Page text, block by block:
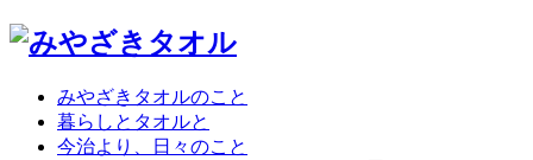
みやざきタオルのこと
暮らしとタオルと
今治より、日々のこと